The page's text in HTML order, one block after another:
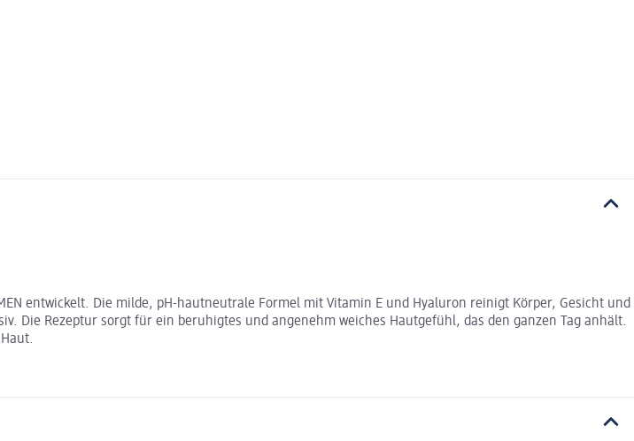
entwickelt. Die milde, pH-hautneutrale Formel mit Vitamin E und Hyaluron reinigt Körper, Gesicht und
Die Rezeptur sorgt für ein beruhigtes und angenehm weiches Hautgefühl, das den ganzen Tag anhält.